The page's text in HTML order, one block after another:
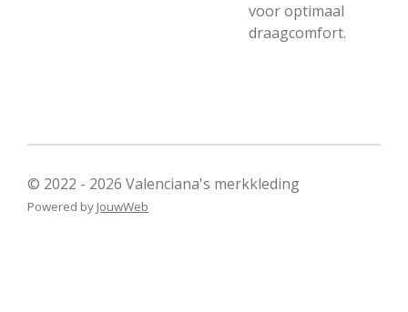
voor optimaal
draagcomfort.
© 2022 - 2026 Valenciana's merkkleding
Powered by JouwWeb